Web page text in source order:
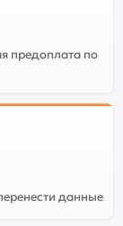
предоплата по
данные